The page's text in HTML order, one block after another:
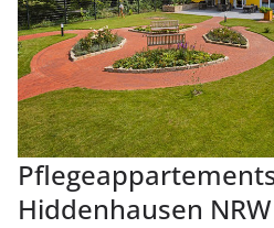
Hiddenhausen NRW